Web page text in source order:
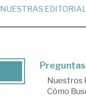
NUESTRAS
Nuestros
Cómo